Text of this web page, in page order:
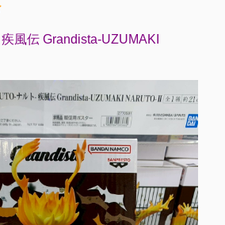
風伝 Grandista-UZUMAKI